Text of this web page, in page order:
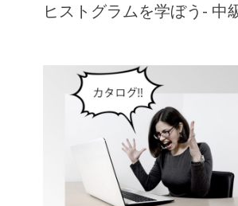
ヒストグラムを学ぼう-